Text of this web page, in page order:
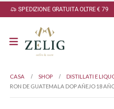
SPEDIZIONE GRATUITA OLTRE € 79
CASA SHOP DISTILLATI E
RON DE GUATEMALA DOP AÑEJO 18